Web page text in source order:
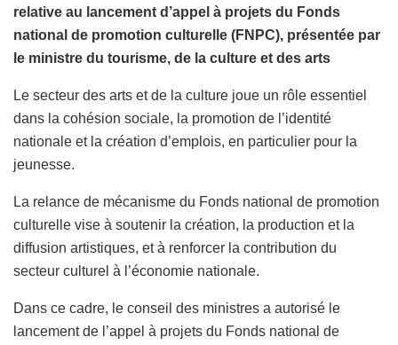
relative au lancement d’appel à projets du Fonds
national de promotion culturelle (FNPC), présentée par
le ministre du tourisme, de la culture et des arts
Le secteur des arts et de la culture joue un rôle essentiel
dans la cohésion sociale, la promotion de l’identité
nationale et la création d’emplois, en particulier pour la
jeunesse.
La relance de mécanisme du Fonds national de promotion
culturelle vise à soutenir la création, la production et la
diffusion artistiques, et à renforcer la contribution du
secteur culturel à l’économie nationale.
Dans ce cadre, le conseil des ministres a autorisé le
lancement de l’appel à projets du Fonds national de